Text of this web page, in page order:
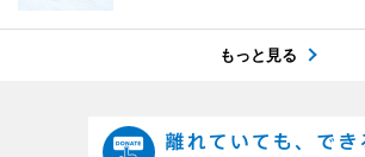
もっと見る